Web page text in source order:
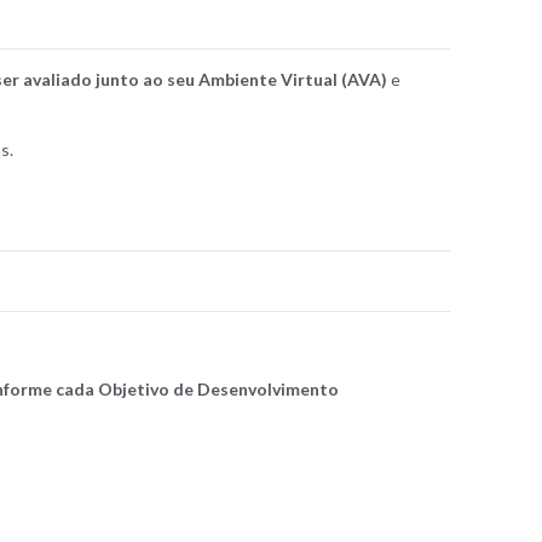
avaliado junto ao seu Ambiente Virtual (AVA) e
cada Objetivo de Desenvolvimento